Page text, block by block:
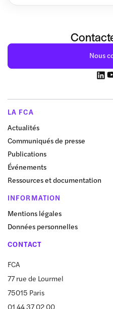
Nous
LA FCA
Actualités
Communiqués de presse
Publications
Événements
Ressources et documentation
INFORMATION
Mentions légales
Données personnelles
CONTACT
FCA
77 rue de Lourmel
75015 Paris
01 44 37 02 00